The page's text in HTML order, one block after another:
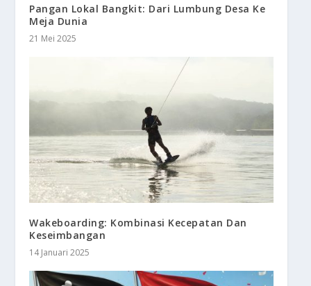
Pangan Lokal Bangkit: Dari Lumbung Desa Ke
Meja Dunia
21 Mei 2025
Wakeboarding: Kombinasi Kecepatan Dan
Keseimbangan
14 Januari 2025